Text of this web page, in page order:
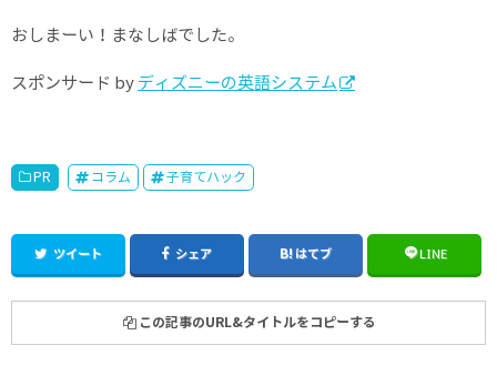
おしまーい！まなしばでした。
スポンサード byディズニーの英語システム
PR コラム 子育てハック
ツイート シェア はてブ LINE
この記事のURL&タイトルをコピーする